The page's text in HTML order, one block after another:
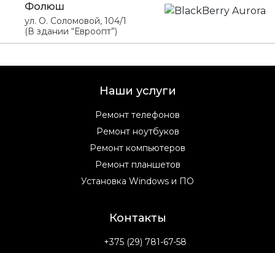
Фолюш
ул. О. Соломовой, 104/1
(В здании “Евроопт”)
Наши услуги
Ремонт телефонов
Ремонт ноутбуков
Ремонт компьютеров
Ремонт планшетов
Установка Windows и ПО
Контакты
+375 (29) 781-67-58